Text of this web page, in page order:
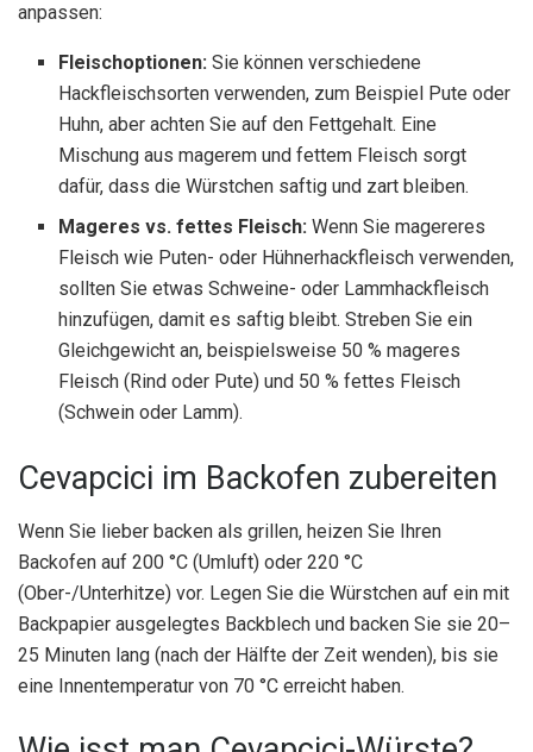
anpassen:
Fleischoptionen: Sie können verschiedene
Hackfleischsorten verwenden, zum Beispiel Pute oder
Huhn, aber achten Sie auf den Fettgehalt. Eine
Mischung aus magerem und fettem Fleisch sorgt
dafür, dass die Würstchen saftig und zart bleiben.
Mageres vs. fettes Fleisch: Wenn Sie magereres
Fleisch wie Puten- oder Hühnerhackfleisch verwenden,
sollten Sie etwas Schweine- oder Lammhackfleisch
hinzufügen, damit es saftig bleibt. Streben Sie ein
Gleichgewicht an, beispielsweise 50 % mageres
Fleisch (Rind oder Pute) und 50 % fettes Fleisch
(Schwein oder Lamm).
Cevapcici im Backofen zubereiten
Wenn Sie lieber backen als grillen, heizen Sie Ihren
Backofen auf 200 °C (Umluft) oder 220 °C
(Ober-/Unterhitze) vor. Legen Sie die Würstchen auf ein mit
Backpapier ausgelegtes Backblech und backen Sie sie 20–
25 Minuten lang (nach der Hälfte der Zeit wenden), bis sie
eine Innentemperatur von 70 °C erreicht haben.